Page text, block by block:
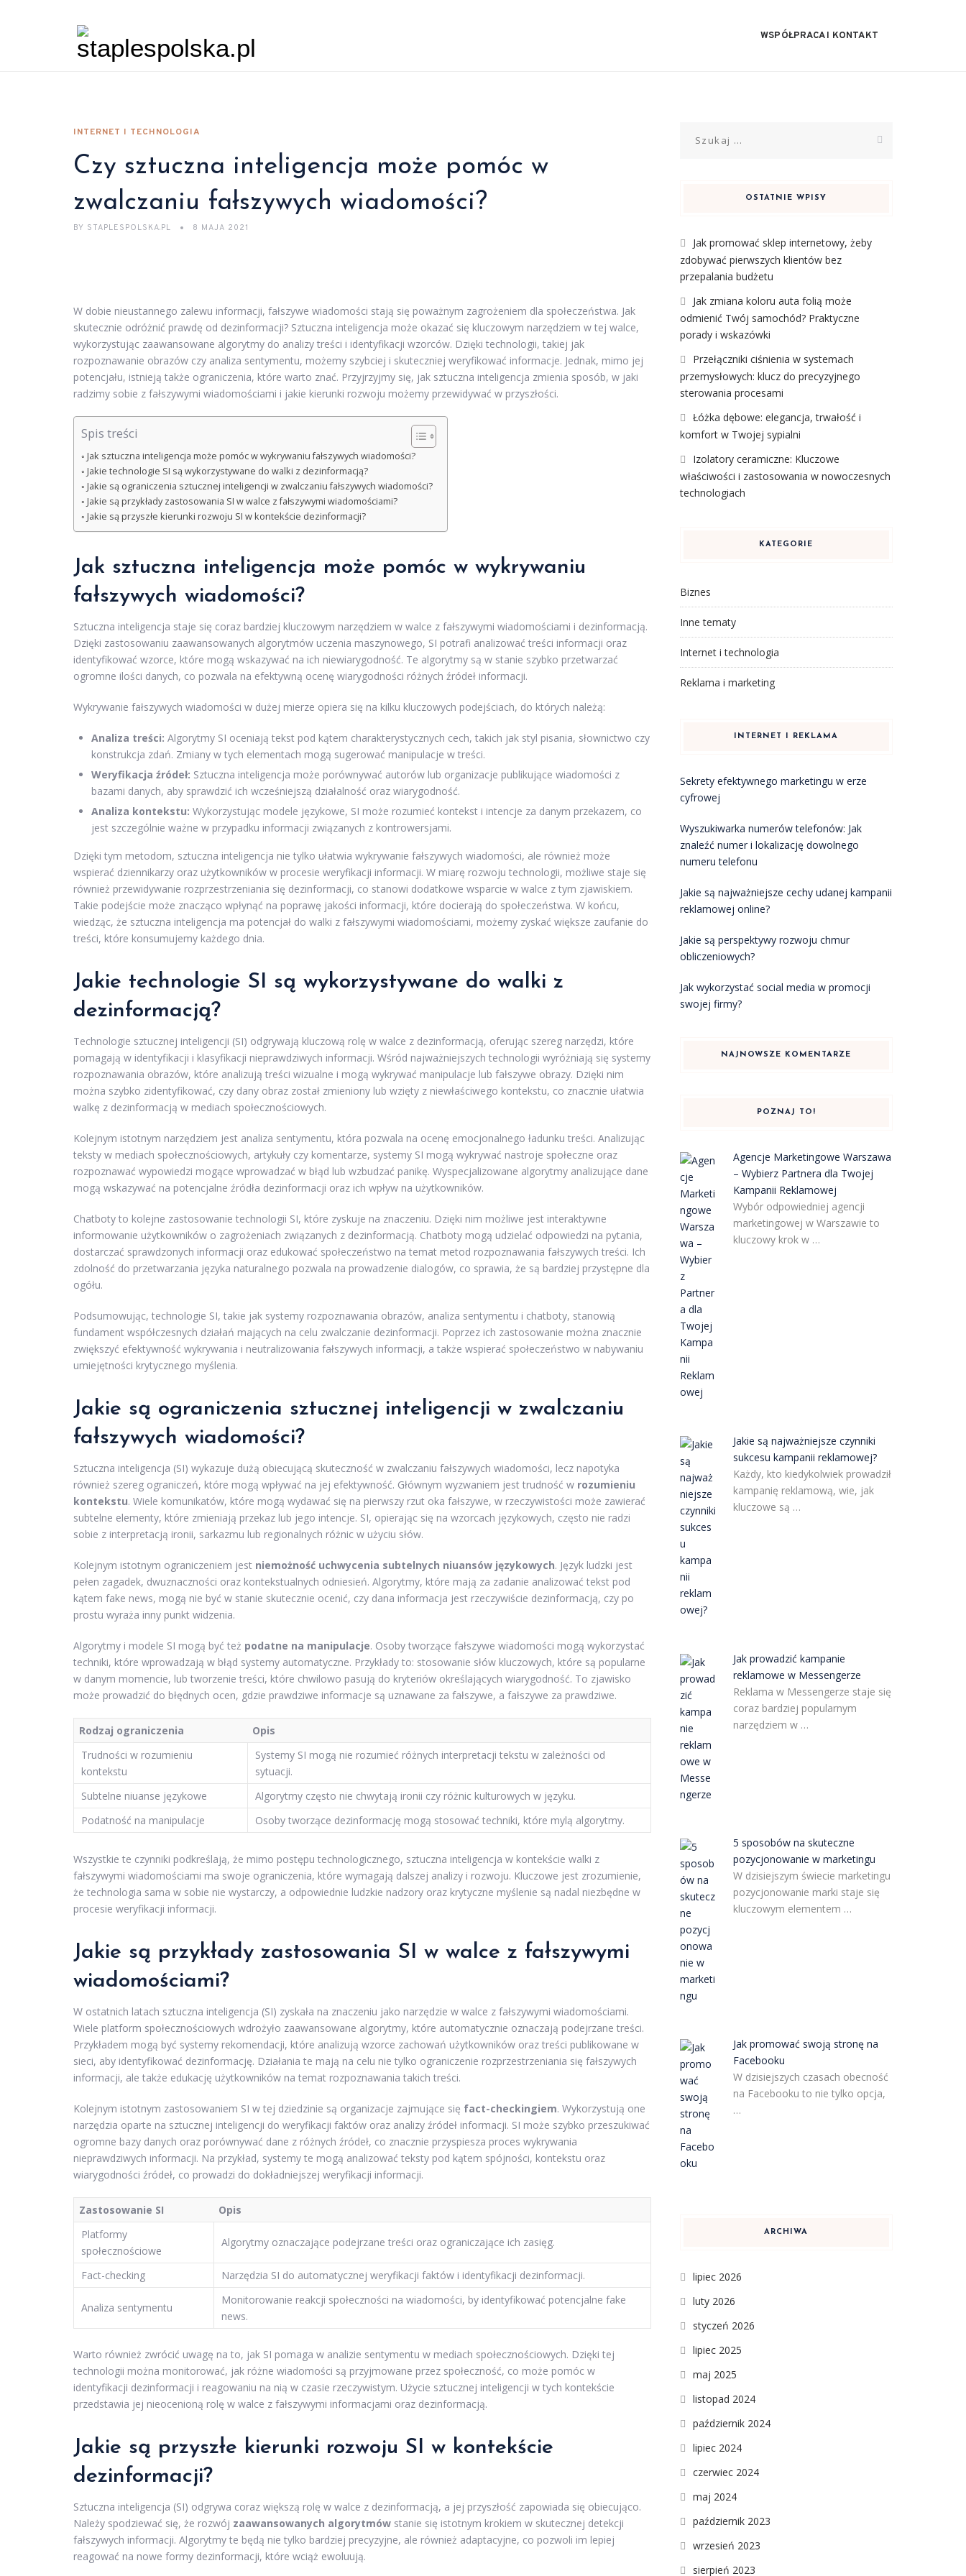
WSPÓŁPRACA I KONTAKT
INTERNET I TECHNOLOGIA
Czy sztuczna inteligencja może pomóc w
zwalczaniu fałszywych wiadomości?
BY STAPLESPOLSKA.PL 8 MAJA 2021
W dobie nieustannego zalewu informacji, fałszywe wiadomości stają się poważnym zagrożeniem dla społeczeństwa. Jak
skutecznie odróżnić prawdę od dezinformacji? Sztuczna inteligencja może okazać się kluczowym narzędziem w tej walce,
wykorzystując zaawansowane algorytmy do analizy treści i identyfikacji wzorców. Dzięki technologii, takiej jak
rozpoznawanie obrazów czy analiza sentymentu, możemy szybciej i skuteczniej weryfikować informacje. Jednak, mimo jej
potencjału, istnieją także ograniczenia, które warto znać. Przyjrzyjmy się, jak sztuczna inteligencja zmienia sposób, w jaki
radzimy sobie z fałszywymi wiadomościami i jakie kierunki rozwoju możemy przewidywać w przyszłości.
Spis treści
Jak sztuczna inteligencja może pomóc w wykrywaniu fałszywych wiadomości?
Jakie technologie SI są wykorzystywane do walki z dezinformacją?
Jakie są ograniczenia sztucznej inteligencji w zwalczaniu fałszywych wiadomości?
Jakie są przykłady zastosowania SI w walce z fałszywymi wiadomościami?
Jakie są przyszłe kierunki rozwoju SI w kontekście dezinformacji?
Jak sztuczna inteligencja może pomóc w wykrywaniu
fałszywych wiadomości?
Sztuczna inteligencja staje się coraz bardziej kluczowym narzędziem w walce z fałszywymi wiadomościami i dezinformacją.
Dzięki zastosowaniu zaawansowanych algorytmów uczenia maszynowego, SI potrafi analizować treści informacji oraz
identyfikować wzorce, które mogą wskazywać na ich niewiarygodność. Te algorytmy są w stanie szybko przetwarzać
ogromne ilości danych, co pozwala na efektywną ocenę wiarygodności różnych źródeł informacji.
Wykrywanie fałszywych wiadomości w dużej mierze opiera się na kilku kluczowych podejściach, do których należą:
Analiza treści: Algorytmy SI oceniają tekst pod kątem charakterystycznych cech, takich jak styl pisania, słownictwo czy
konstrukcja zdań. Zmiany w tych elementach mogą sugerować manipulacje w treści.
Weryfikacja źródeł: Sztuczna inteligencja może porównywać autorów lub organizacje publikujące wiadomości z
bazami danych, aby sprawdzić ich wcześniejszą działalność oraz wiarygodność.
Analiza kontekstu: Wykorzystując modele językowe, SI może rozumieć kontekst i intencje za danym przekazem, co
jest szczególnie ważne w przypadku informacji związanych z kontrowersjami.
Dzięki tym metodom, sztuczna inteligencja nie tylko ułatwia wykrywanie fałszywych wiadomości, ale również może
wspierać dziennikarzy oraz użytkowników w procesie weryfikacji informacji. W miarę rozwoju technologii, możliwe staje się
również przewidywanie rozprzestrzeniania się dezinformacji, co stanowi dodatkowe wsparcie w walce z tym zjawiskiem.
Takie podejście może znacząco wpłynąć na poprawę jakości informacji, które docierają do społeczeństwa. W końcu,
wiedząc, że sztuczna inteligencja ma potencjał do walki z fałszywymi wiadomościami, możemy zyskać większe zaufanie do
treści, które konsumujemy każdego dnia.
Jakie technologie SI są wykorzystywane do walki z
dezinformacją?
Technologie sztucznej inteligencji (SI) odgrywają kluczową rolę w walce z dezinformacją, oferując szereg narzędzi, które
pomagają w identyfikacji i klasyfikacji nieprawdziwych informacji. Wśród najważniejszych technologii wyróżniają się systemy
rozpoznawania obrazów, które analizują treści wizualne i mogą wykrywać manipulacje lub fałszywe obrazy. Dzięki nim
można szybko zidentyfikować, czy dany obraz został zmieniony lub wzięty z niewłaściwego kontekstu, co znacznie ułatwia
walkę z dezinformacją w mediach społecznościowych.
Kolejnym istotnym narzędziem jest analiza sentymentu, która pozwala na ocenę emocjonalnego ładunku treści. Analizując
teksty w mediach społecznościowych, artykuły czy komentarze, systemy SI mogą wykrywać nastroje społeczne oraz
rozpoznawać wypowiedzi mogące wprowadzać w błąd lub wzbudzać panikę. Wyspecjalizowane algorytmy analizujące dane
mogą wskazywać na potencjalne źródła dezinformacji oraz ich wpływ na użytkowników.
Chatboty to kolejne zastosowanie technologii SI, które zyskuje na znaczeniu. Dzięki nim możliwe jest interaktywne
informowanie użytkowników o zagrożeniach związanych z dezinformacją. Chatboty mogą udzielać odpowiedzi na pytania,
dostarczać sprawdzonych informacji oraz edukować społeczeństwo na temat metod rozpoznawania fałszywych treści. Ich
zdolność do przetwarzania języka naturalnego pozwala na prowadzenie dialogów, co sprawia, że są bardziej przystępne dla
ogółu.
Podsumowując, technologie SI, takie jak systemy rozpoznawania obrazów, analiza sentymentu i chatboty, stanowią
fundament współczesnych działań mających na celu zwalczanie dezinformacji. Poprzez ich zastosowanie można znacznie
zwiększyć efektywność wykrywania i neutralizowania fałszywych informacji, a także wspierać społeczeństwo w nabywaniu
umiejętności krytycznego myślenia.
Jakie są ograniczenia sztucznej inteligencji w zwalczaniu
fałszywych wiadomości?
Sztuczna inteligencja (SI) wykazuje dużą obiecującą skuteczność w zwalczaniu fałszywych wiadomości, lecz napotyka
również szereg ograniczeń, które mogą wpływać na jej efektywność. Głównym wyzwaniem jest trudność w rozumieniu
kontekstu. Wiele komunikatów, które mogą wydawać się na pierwszy rzut oka fałszywe, w rzeczywistości może zawierać
subtelne elementy, które zmieniają przekaz lub jego intencje. SI, opierając się na wzorcach językowych, często nie radzi
sobie z interpretacją ironii, sarkazmu lub regionalnych różnic w użyciu słów.
Kolejnym istotnym ograniczeniem jest niemożność uchwycenia subtelnych niuansów językowych. Język ludzki jest
pełen zagadek, dwuznaczności oraz kontekstualnych odniesień. Algorytmy, które mają za zadanie analizować tekst pod
kątem fake news, mogą nie być w stanie skutecznie ocenić, czy dana informacja jest rzeczywiście dezinformacją, czy po
prostu wyraża inny punkt widzenia.
Algorytmy i modele SI mogą być też podatne na manipulacje. Osoby tworzące fałszywe wiadomości mogą wykorzystać
techniki, które wprowadzają w błąd systemy automatyczne. Przykłady to: stosowanie słów kluczowych, które są popularne
w danym momencie, lub tworzenie treści, które chwilowo pasują do kryteriów określających wiarygodność. To zjawisko
może prowadzić do błędnych ocen, gdzie prawdziwe informacje są uznawane za fałszywe, a fałszywe za prawdziwe.
Rodzaj ograniczenia
Opis
Trudności w rozumieniu
kontekstu
Systemy SI mogą nie rozumieć różnych interpretacji tekstu w zależności od
sytuacji.
Subtelne niuanse językowe
Algorytmy często nie chwytają ironii czy różnic kulturowych w języku.
Podatność na manipulacje
Osoby tworzące dezinformację mogą stosować techniki, które mylą algorytmy.
Wszystkie te czynniki podkreślają, że mimo postępu technologicznego, sztuczna inteligencja w kontekście walki z
fałszywymi wiadomościami ma swoje ograniczenia, które wymagają dalszej analizy i rozwoju. Kluczowe jest zrozumienie,
że technologia sama w sobie nie wystarczy, a odpowiednie ludzkie nadzory oraz krytyczne myślenie są nadal niezbędne w
procesie weryfikacji informacji.
Jakie są przykłady zastosowania SI w walce z fałszywymi
wiadomościami?
W ostatnich latach sztuczna inteligencja (SI) zyskała na znaczeniu jako narzędzie w walce z fałszywymi wiadomościami.
Wiele platform społecznościowych wdrożyło zaawansowane algorytmy, które automatycznie oznaczają podejrzane treści.
Przykładem mogą być systemy rekomendacji, które analizują wzorce zachowań użytkowników oraz treści publikowane w
sieci, aby identyfikować dezinformację. Działania te mają na celu nie tylko ograniczenie rozprzestrzeniania się fałszywych
informacji, ale także edukację użytkowników na temat rozpoznawania takich treści.
Kolejnym istotnym zastosowaniem SI w tej dziedzinie są organizacje zajmujące się fact-checkingiem. Wykorzystują one
narzędzia oparte na sztucznej inteligencji do weryfikacji faktów oraz analizy źródeł informacji. SI może szybko przeszukiwać
ogromne bazy danych oraz porównywać dane z różnych źródeł, co znacznie przyspiesza proces wykrywania
nieprawdziwych informacji. Na przykład, systemy te mogą analizować teksty pod kątem spójności, kontekstu oraz
wiarygodności źródeł, co prowadzi do dokładniejszej weryfikacji informacji.
Zastosowanie SI
Opis
Platformy
społecznościowe
Algorytmy oznaczające podejrzane treści oraz ograniczające ich zasięg.
Fact-checking Narzędzia SI do automatycznej weryfikacji faktów i identyfikacji dezinformacji.
Analiza sentymentu
Monitorowanie reakcji społeczności na wiadomości, by identyfikować potencjalne fake
news.
Warto również zwrócić uwagę na to, jak SI pomaga w analizie sentymentu w mediach społecznościowych. Dzięki tej
technologii można monitorować, jak różne wiadomości są przyjmowane przez społeczność, co może pomóc w
identyfikacji dezinformacji i reagowaniu na nią w czasie rzeczywistym. Użycie sztucznej inteligencji w tych kontekście
przedstawia jej nieocenioną rolę w walce z fałszywymi informacjami oraz dezinformacją.
Jakie są przyszłe kierunki rozwoju SI w kontekście
dezinformacji?
Sztuczna inteligencja (SI) odgrywa coraz większą rolę w walce z dezinformacją, a jej przyszłość zapowiada się obiecująco.
Należy spodziewać się, że rozwój zaawansowanych algorytmów stanie się istotnym krokiem w skutecznej detekcji
fałszywych informacji. Algorytmy te będą nie tylko bardziej precyzyjne, ale również adaptacyjne, co pozwoli im lepiej
reagować na nowe formy dezinformacji, które wciąż ewoluują.
OSTATNIE WPISY
Jak promować sklep internetowy, żeby
zdobywać pierwszych klientów bez
przepalania budżetu
Jak zmiana koloru auta folią może
odmienić Twój samochód? Praktyczne
porady i wskazówki
Przełączniki ciśnienia w systemach
przemysłowych: klucz do precyzyjnego
sterowania procesami
Łóżka dębowe: elegancja, trwałość i
komfort w Twojej sypialni
Izolatory ceramiczne: Kluczowe
właściwości i zastosowania w nowoczesnych
technologiach
KATEGORIE
Biznes
Inne tematy
Internet i technologia
Reklama i marketing
INTERNET I REKLAMA
Sekrety efektywnego marketingu w erze
cyfrowej
Wyszukiwarka numerów telefonów: Jak
znaleźć numer i lokalizację dowolnego
numeru telefonu
Jakie są najważniejsze cechy udanej kampanii
reklamowej online?
Jakie są perspektywy rozwoju chmur
obliczeniowych?
Jak wykorzystać social media w promocji
swojej firmy?
NAJNOWSZE KOMENTARZE
POZNAJ TO!
Agencje Marketingowe Warszawa
– Wybierz Partnera dla Twojej
Kampanii Reklamowej
Wybór odpowiedniej agencji
marketingowej w Warszawie to
kluczowy krok w …
Jakie są najważniejsze czynniki
sukcesu kampanii reklamowej?
Każdy, kto kiedykolwiek prowadził
kampanię reklamową, wie, jak
kluczowe są …
Jak prowadzić kampanie
reklamowe w Messengerze
Reklama w Messengerze staje się
coraz bardziej popularnym
narzędziem w …
5 sposobów na skuteczne
pozycjonowanie w marketingu
W dzisiejszym świecie marketingu
pozycjonowanie marki staje się
kluczowym elementem …
Jak promować swoją stronę na
Facebooku
W dzisiejszych czasach obecność
na Facebooku to nie tylko opcja,
…
ARCHIWA
lipiec 2026
luty 2026
styczeń 2026
lipiec 2025
maj 2025
listopad 2024
październik 2024
lipiec 2024
czerwiec 2024
maj 2024
październik 2023
wrzesień 2023
sierpień 2023